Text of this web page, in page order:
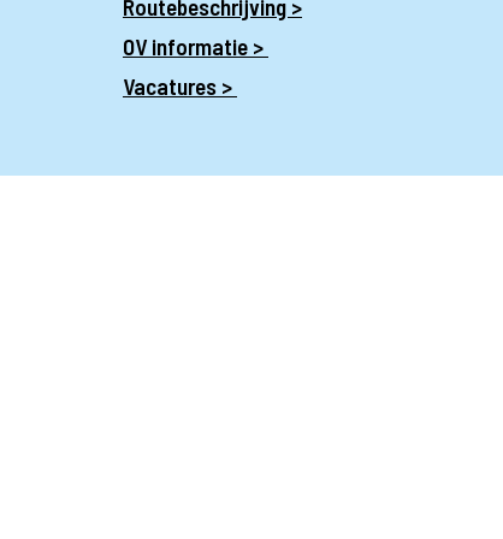
Routebeschrijving >
OV informatie >
Vacatures >